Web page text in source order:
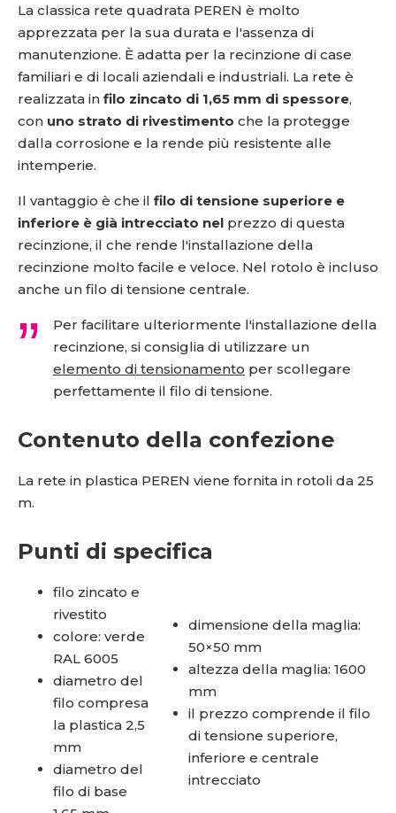
La classica rete quadrata PEREN è molto
apprezzata per la sua durata e l'assenza di
manutenzione. È adatta per la recinzione di case
familiari e di locali aziendali e industriali. La rete è
realizzata in filo zincato di 1,65 mm di spessore,
con uno strato di rivestimento che la protegge
dalla corrosione e la rende più resistente alle
intemperie.
Il vantaggio è che il filo di tensione superiore e
inferiore è già intrecciato nel prezzo di questa
recinzione, il che rende l'installazione della
recinzione molto facile e veloce. Nel rotolo è incluso
anche un filo di tensione centrale.
Per facilitare ulteriormente l'installazione della
recinzione, si consiglia di utilizzare un
elemento di tensionamento per scollegare
perfettamente il filo di tensione.
Contenuto della confezione
La rete in plastica PEREN viene fornita in rotoli da 25
m.
Punti di specifica
filo zincato e
rivestito
colore: verde
RAL 6005
diametro del
filo compresa
la plastica 2,5
mm
diametro del
filo di base
dimensione della maglia:
50×50 mm
altezza della maglia: 1600
mm
il prezzo comprende il filo
di tensione superiore,
inferiore e centrale
intrecciato